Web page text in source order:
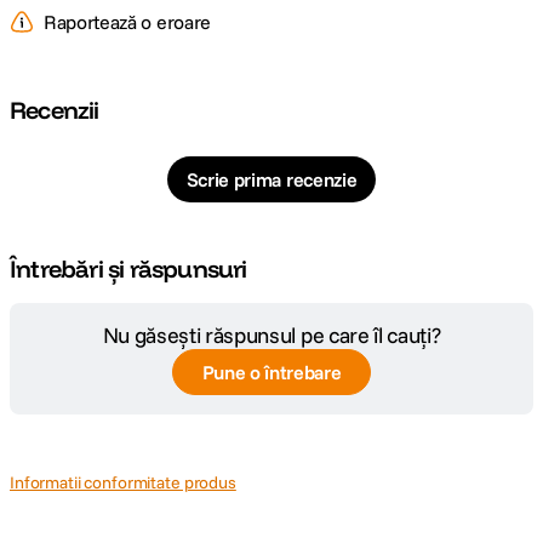
textului in orice conditii de iluminare. Datorita luminozitatii ridicate si
spectrului larg de culori P3, imaginile sunt vibrante si captivante. Tehnic
Cipul ultrarapid M3ofera performante de top pentru iPad Air, alimentand
Apple Intelligence. Cu un procesor puternic, GPU avansat si Neural
Engine, este de aproape doua ori mai rapid decat modelul cu cip M1.
Raportează o eroare
Recenzii
Scrie prima recenzie
Întrebări și răspunsuri
Nu găsești răspunsul pe care îl cauți?
Pune o întrebare
Informatii conformitate produs